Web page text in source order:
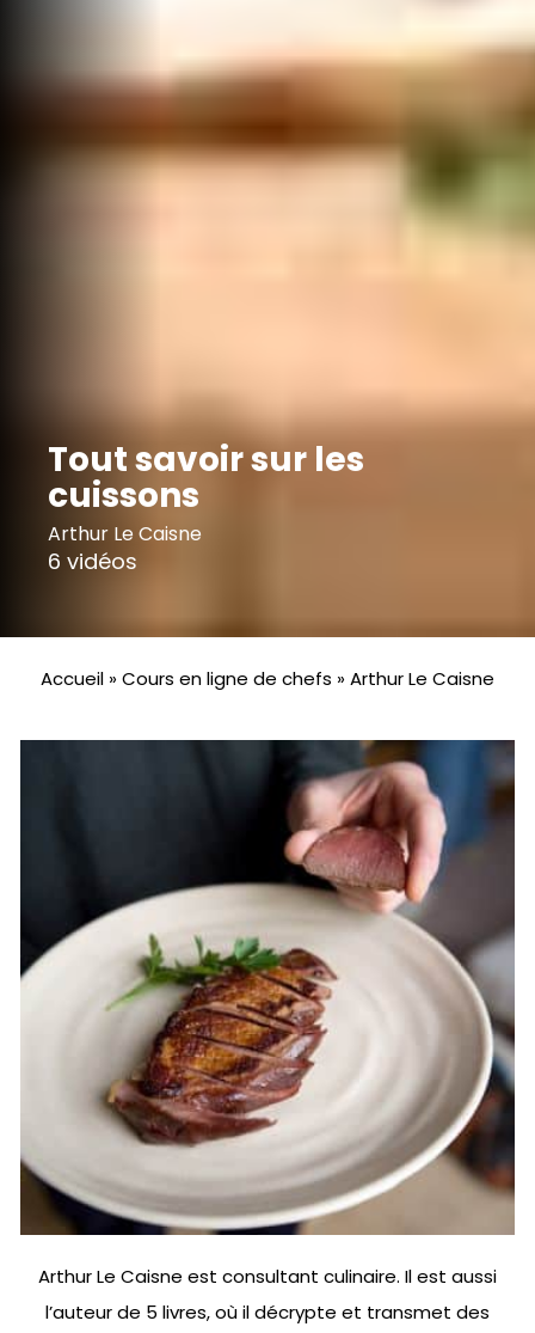
Tout savoir sur les
cuissons
Arthur Le Caisne
6 vidéos
Accueil »Cours en ligne de chefs »Arthur Le Caisne
Arthur Le Caisne est consultant culinaire. Il est aussi
l’auteur de 5 livres, où il décrypte et transmet des